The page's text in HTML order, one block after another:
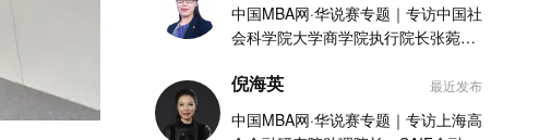
中国MBA网·华说赛专题｜专访中国社
会科学院大学商学院执行院长张菀洺
倪海英 最近发布
中国MBA网·华说赛专题｜专访上海高